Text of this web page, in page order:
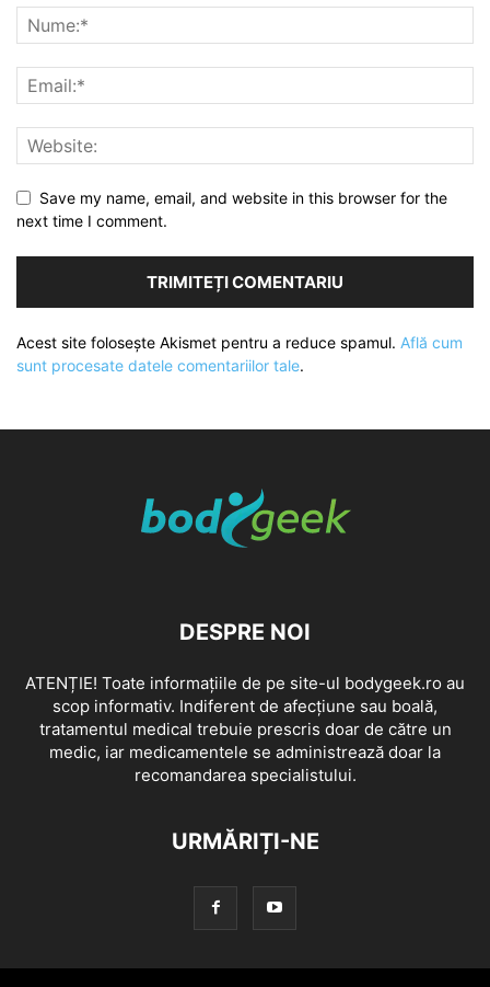
Save my name, email, and website in this browser for the
next time I comment.
Acest site folosește Akismet pentru a reduce spamul. Află cum
sunt procesate datele comentariilor tale.
DESPRE NOI
ATENȚIE! Toate informațiile de pe site-ul bodygeek.ro au
scop informativ. Indiferent de afecțiune sau boală,
tratamentul medical trebuie prescris doar de către un
medic, iar medicamentele se administrează doar la
recomandarea specialistului.
URMĂRIȚI-NE